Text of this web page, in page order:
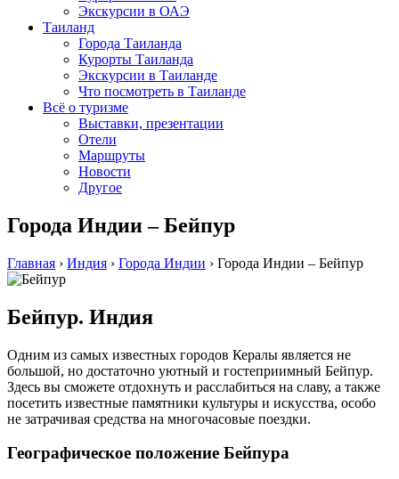
Экскурсии в ОАЭ
Таиланд
Города Таиланда
Курорты Таиланда
Экскурсии в Таиланде
Что посмотреть в Таиланде
Всё о туризме
Выставки, презентации
Отели
Маршруты
Новости
Другое
Города Индии – Бейпур
Главная › Индия › Города Индии › Города Индии – Бейпур
Бейпур. Индия
Одним из самых известных городов Кералы является не
большой, но достаточно уютный и гостеприимный Бейпур.
Здесь вы сможете отдохнуть и расслабиться на славу, а также
посетить известные памятники культуры и искусства, особо
не затрачивая средства на многочасовые поездки.
Географическое положение Бейпура